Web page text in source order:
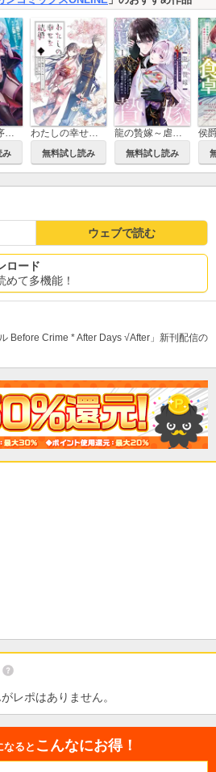
転生したら序盤で死ぬ中ボスだった－ヒロイン眷属化で生き残る－
み
わたしの幸せな結婚
無料試し読み
龍の贄嫁～虐げられた少女は運命の番として愛される～
無料試し読み
ウェブで読む
ロード
めて多機能！
Before Crime * After Days √After」新刊配信の
レポはありません。
なると こんなにお得！